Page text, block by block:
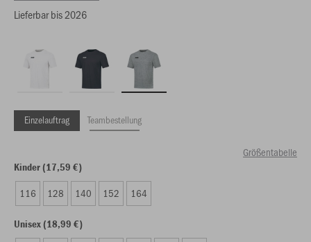
Lieferbar bis 2026
Einzelauftrag Teambestellung
Größentabelle
Kinder (17,59 €)
116 128 140 152 164
Unisex (18,99 €)